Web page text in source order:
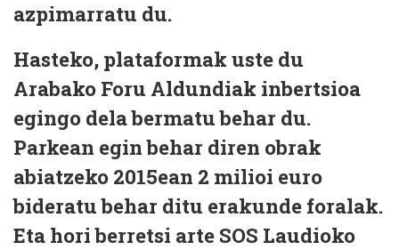
azpimarratu du.
Hasteko, plataformak uste du
Arabako Foru Aldundiak inbertsioa
egingo dela bermatu behar du.
Parkean egin behar diren obrak
abiatzeko 2015ean 2 milioi euro
bideratu behar ditu erakunde foralak.
Eta hori berretsi arte SOS Laudioko